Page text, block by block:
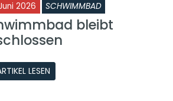
2026 SCHWIMMBAD
bleibt
LESEN